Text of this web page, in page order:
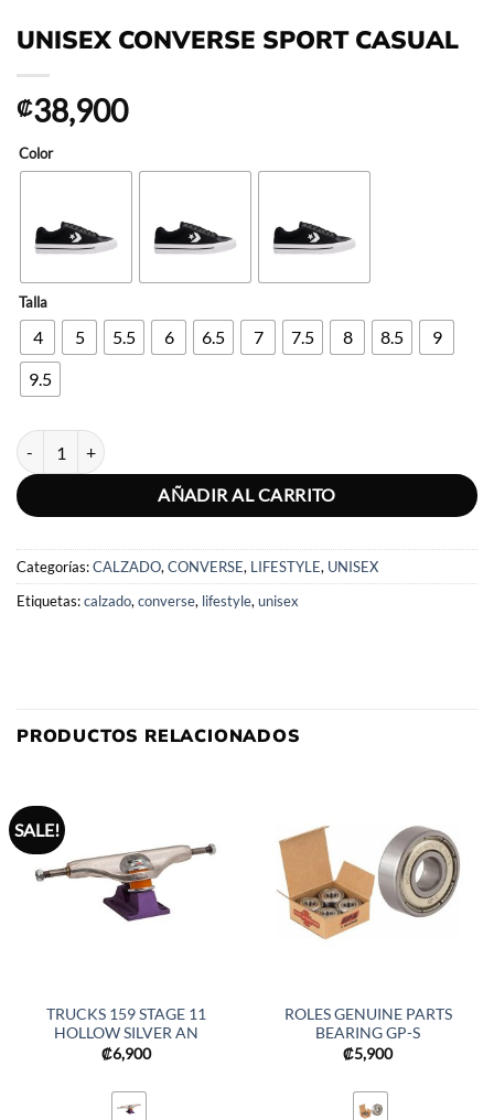
UNISEX CONVERSE SPORT CASUAL
₡38,900
Color
Talla
4 5 5.5 6 6.5 7 7.5 8 8.5
9
9.5
UNISEX CONVERSE SPORT CASUAL cantidad
AÑADIR AL CARRITO
Categorías:CALZADO, CONVERSE, LIFESTYLE, UNISEX
Etiquetas:calzado, converse, lifestyle, unisex
PRODUCTOS RELACIONADOS
SALE!
TRUCKS 159 STAGE 11
HOLLOW SILVER AN
₡6,900
ROLES GENUINE PARTS
BEARING GP-S
₡5,900